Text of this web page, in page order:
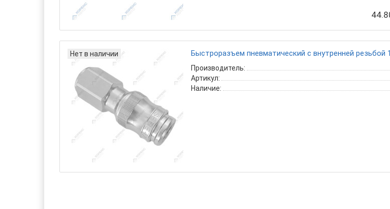
Нет в наличии Быстроразъем пневматический с внутренней резьбой
Производитель:
Артикул:
Наличие: